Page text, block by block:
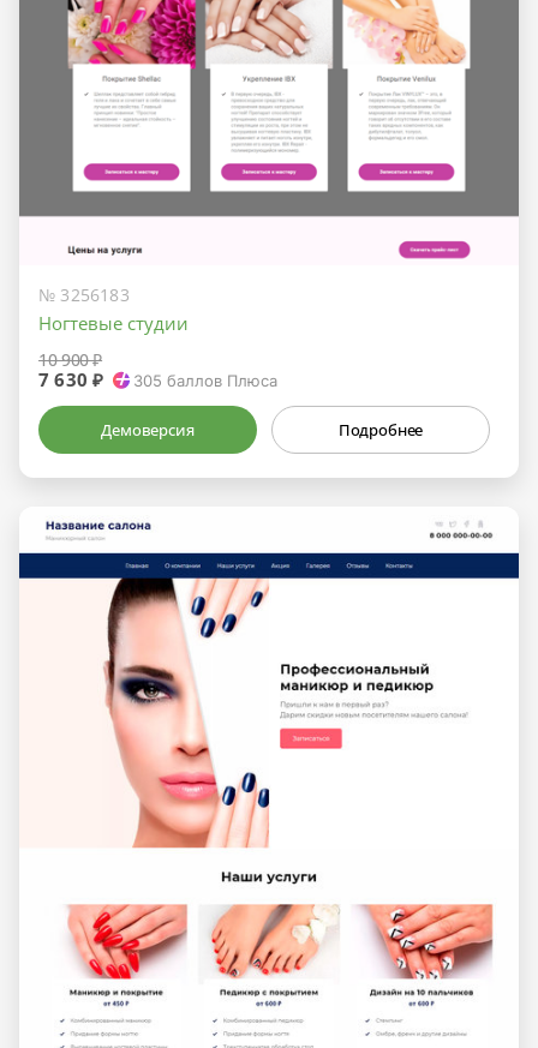
№ 3256183
Ногтевые студии
10 900 ₽
7 630 ₽ 305 баллов Плюса
Демоверсия Подробнее